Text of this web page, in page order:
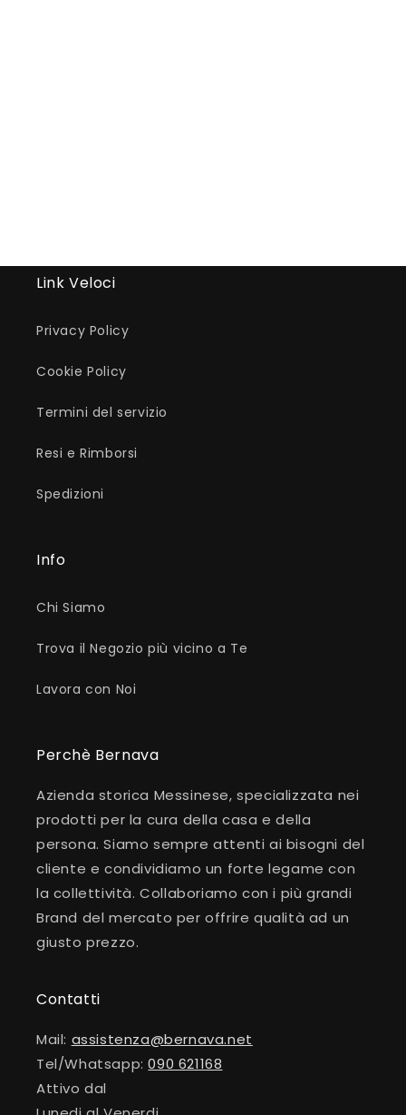
Link Veloci
Privacy Policy
Cookie Policy
Termini del servizio
Resi e Rimborsi
Spedizioni
Info
Chi Siamo
Trova il Negozio più vicino a Te
Lavora con Noi
Perchè Bernava
Azienda storica Messinese, specializzata nei
prodotti per la cura della casa e della
persona. Siamo sempre attenti ai bisogni del
cliente e condividiamo un forte legame con
la collettività. Collaboriamo con i più grandi
Brand del mercato per offrire qualità ad un
giusto prezzo.
Contatti
Mail: assistenza@bernava.net
Tel/Whatsapp:090 621168
Attivo dal